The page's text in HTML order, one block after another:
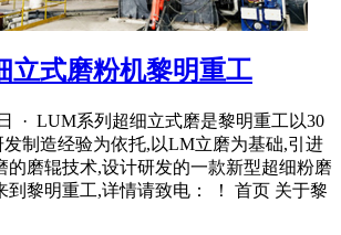
立式磨粉机黎明重工
· LUM系列超细立式磨是黎明重工以30
制造经验为依托,以LM立磨为基础,引进
的磨辊技术,设计研发的一款新型超细粉磨
到黎明重工,详情请致电： ！ 首页 关于黎